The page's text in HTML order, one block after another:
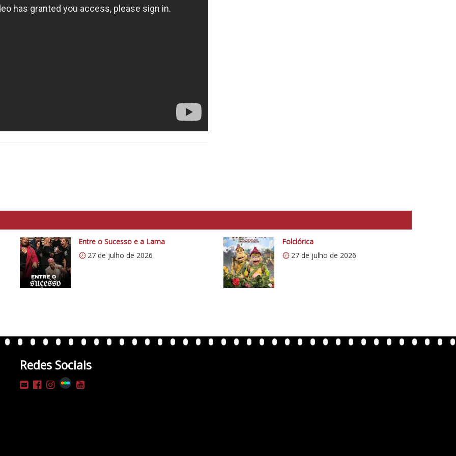
Entre o Sucesso e a Lama
27 de julho de 2026
Folclórica
27 de julho de 2026
Redes Sociais